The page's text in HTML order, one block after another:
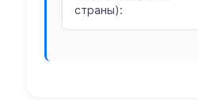
страны):